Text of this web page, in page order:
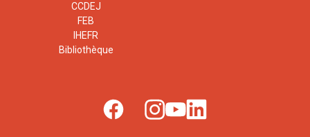
CCDEJ
FEB
IHEFR
Bibliothèque